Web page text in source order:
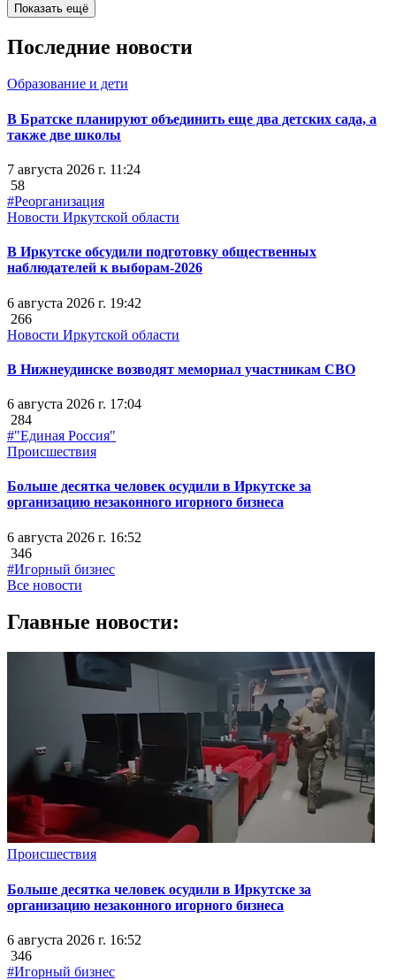
Показать ещё
Последние новости
Образование и дети
В Братске планируют объединить еще два детских сада, а
также две школы
7 августа 2026 г. 11:24
58
#Реорганизация
Новости Иркутской области
В Иркутске обсудили подготовку общественных
наблюдателей к выборам-2026
6 августа 2026 г. 19:42
266
Новости Иркутской области
В Нижнеудинске возводят мемориал участникам СВО
6 августа 2026 г. 17:04
284
#"Единая Россия"
Происшествия
Больше десятка человек осудили в Иркутске за
организацию незаконного игорного бизнеса
6 августа 2026 г. 16:52
346
#Игорный бизнес
Все новости
Главные новости:
Происшествия
Больше десятка человек осудили в Иркутске за
организацию незаконного игорного бизнеса
6 августа 2026 г. 16:52
346
#Игорный бизнес